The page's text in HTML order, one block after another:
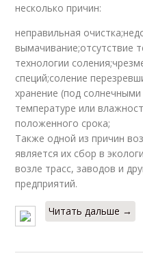
несколько причин:
неправильная
вымачивание;отсутствие
технологии
специй;соление
хранение (под
температуре или
положенного срока;
Также одной из причин
является их сбор в
возле трасс, заводов и
предприятий.
Читать дальше →